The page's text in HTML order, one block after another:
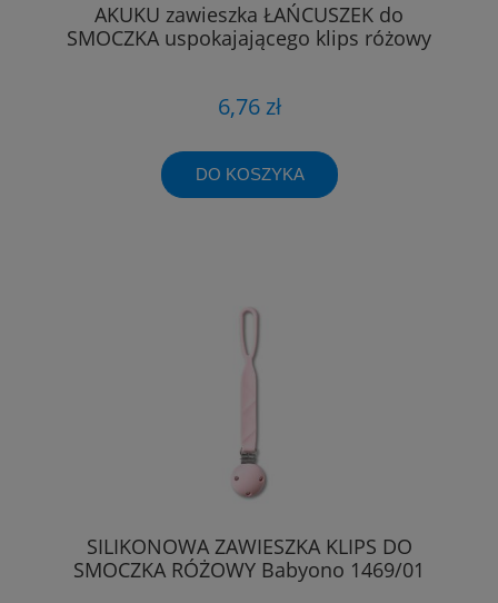
AKUKU zawieszka ŁAŃCUSZEK do
SMOCZKA uspokajającego klips różowy
6,76 zł
DO KOSZYKA
SILIKONOWA ZAWIESZKA KLIPS DO
SMOCZKA RÓŻOWY Babyono 1469/01